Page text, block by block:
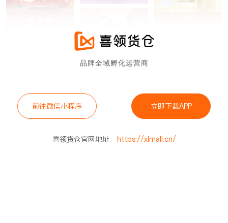
品牌全域孵化运营商
前往微信小程序 立即下载APP
喜领货仓官网地址 https://xlmall.cn/